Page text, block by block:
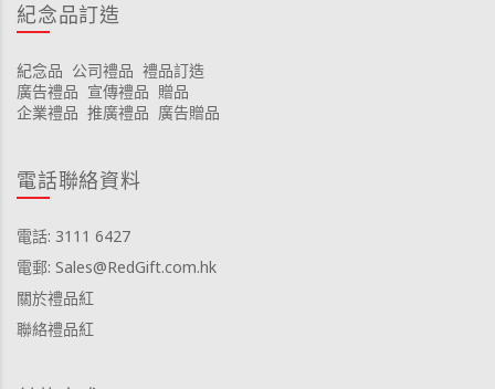
紀念品訂造
紀念品 公司禮品 禮品訂造
廣告禮品 宣傳禮品 贈品
企業禮品 推廣禮品 廣告贈品
電話聯絡資料
電話: 3111 6427
電郵: Sales@RedGift.com.hk
關於禮品紅
聯絡禮品紅